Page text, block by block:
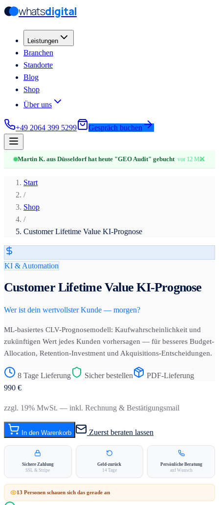
Zum Hauptinhalt springen
Zum Hauptinhalt springen
whatsdigital
Leistungen
Branchen
Standorte
Blog
Shop
Über uns
+49 2064 399 5299 Gespräch buchen
Martin K. aus Düsseldorf hat heute "GEO Audit" gebucht vor 12 Min.
✕
Start
/
Shop
/
Customer Lifetime Value KI-Prognose
KI & Automation
Customer Lifetime Value KI-Prognose
Wer ist dein wertvollster Kunde — morgen?
ML-basiertes CLV-Prognosemodell: Kaufwahrscheinlichkeit und
zukünftigen Wert jedes Kunden vorhersagen — für besseres Budget-
Allocation, Retention-Investment und Akquisitions-Entscheidungen.
8 Tage Lieferung Sicher bestellen
PDF-Lieferung
990 €
zzgl. 19% MwSt. — inkl. Rechnung & Bestätigungsmail
In den Warenkorb Zuerst beraten lassen
Sichere Zahlung
SSL & Stripe
Geld-zurück
14 Tage
Persönliche Beratung
auf Wunsch
13 Personen schauen sich das gerade an